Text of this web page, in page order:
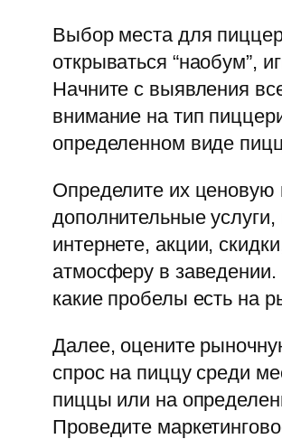
Выбор места для
открываться “наобум”,
Начните с выявления
внимание на тип
определенном виде
Определите их ценовую
дополнительные
интернете, акции,
атмосферу в
какие пробелы есть на
Далее, оцените
спрос на пиццу среди
пиццы или на
Проведите